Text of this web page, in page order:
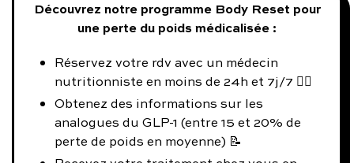
Découvrez notre programme Body Reset pour
une perte du poids médicalisée :
Réservez votre rdv avec un médecin
nutritionniste en moins de 24h et 7j/7 👨‍⚕️
Obtenez des informations sur les
analogues du GLP-1 (entre 15 et 20% de
perte de poids en moyenne) 📝